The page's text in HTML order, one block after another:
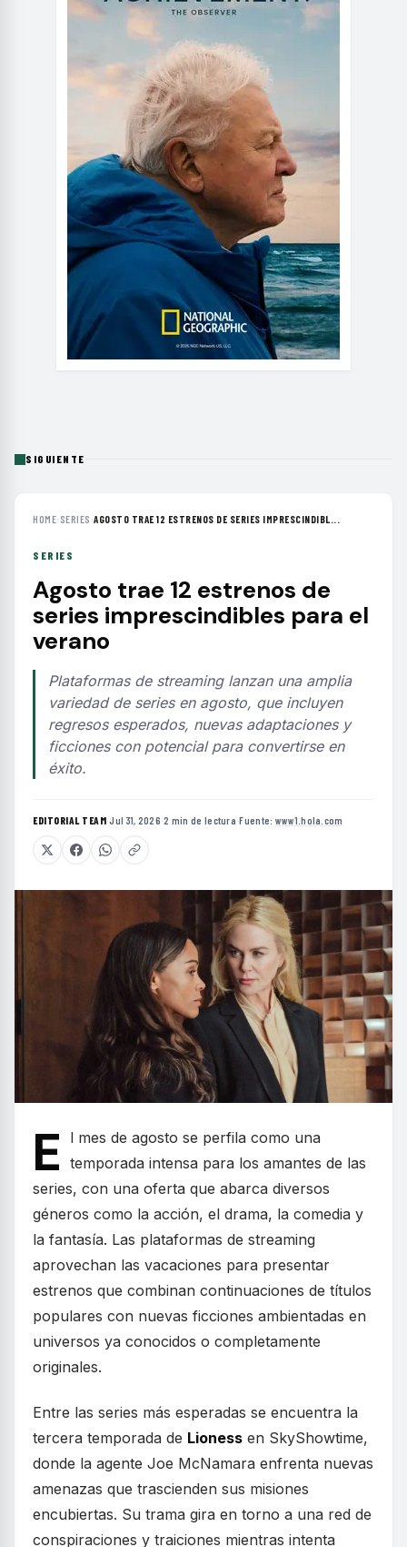
SIGUIENTE
HOME› SERIES ›AGOSTO TRAE 12 ESTRENOS DE SERIES IMPRESCINDIBL...
SERIES
Agosto trae 12 estrenos de
series imprescindibles para el
verano
Plataformas de streaming lanzan una amplia
variedad de series en agosto, que incluyen
regresos esperados, nuevas adaptaciones y
ficciones con potencial para convertirse en
éxito.
EDITORIAL TEAM·Jul 31, 2026·2 min de lectura·Fuente: www1.hola.com
E
l mes de agosto se perfila como una
temporada intensa para los amantes de las
series, con una oferta que abarca diversos
géneros como la acción, el drama, la comedia y
la fantasía. Las plataformas de streaming
aprovechan las vacaciones para presentar
estrenos que combinan continuaciones de títulos
populares con nuevas ficciones ambientadas en
universos ya conocidos o completamente
originales.
Entre las series más esperadas se encuentra la
tercera temporada de Lioness en SkyShowtime,
donde la agente Joe McNamara enfrenta nuevas
amenazas que trascienden sus misiones
encubiertas. Su trama gira en torno a una red de
conspiraciones y traiciones mientras intenta